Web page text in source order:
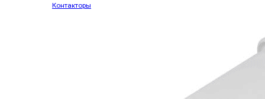
Контакторы